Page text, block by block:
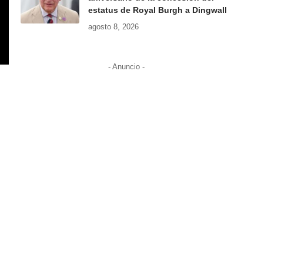
estatus de Royal Burgh a Dingwall
agosto 8, 2026
- Anuncio -